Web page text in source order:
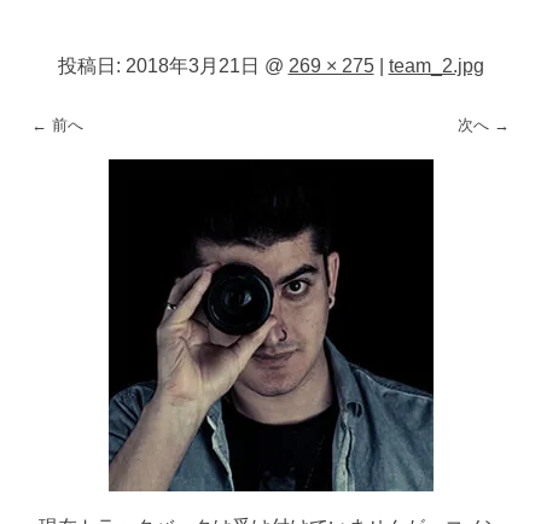
投稿日: 2018年3月21日 @ 269 × 275| team_2.jpg
← 前へ 次へ →